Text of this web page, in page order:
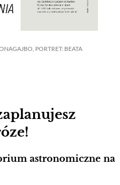
PORTRET: BEATA
astronomiczne na